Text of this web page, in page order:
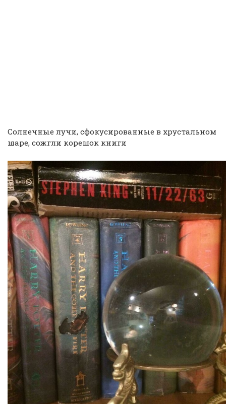
Солнечные лучи, сфокусированные в хрустальном
шаре, сожгли корешок книги